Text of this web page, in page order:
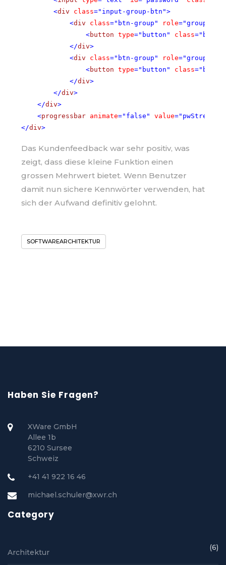
<div class="input-group-btn">
<div class="btn-group" role="group"
<button type="button" class="btn
</div>
<div class="btn-group" role="group"
<button type="button" class="btn
</div>
</div>
</div>
<progressbar animate="false" value=
</div>
Das Kundenfeedback war sehr positiv, was
zeigt, dass diese kleine Funktion einen
grossen Mehrwert bietet. Wenn Benutzer
damit nun sichere Kennwörter verwenden, hat
sich der Aufwand definitiv gelohnt.
SOFTWAREARCHITEKTUR
Haben Sie Fragen?
XWare GmbH
Allee 1b
6210 Sursee
Schweiz
+41 41 922 16 46
michael.schuler@xwr.ch
Category
Architektur
(6)